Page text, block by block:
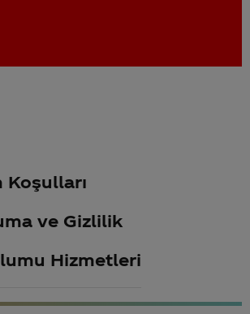
Koşulları
ve Gizlilik
Hizmetleri